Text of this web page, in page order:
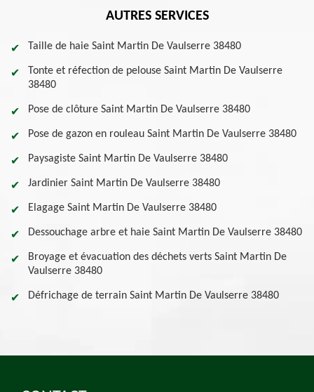
AUTRES SERVICES
Taille de haie Saint Martin De Vaulserre 38480
Tonte et réfection de pelouse Saint Martin De Vaulserre
38480
Pose de clôture Saint Martin De Vaulserre 38480
Pose de gazon en rouleau Saint Martin De Vaulserre 38480
Paysagiste Saint Martin De Vaulserre 38480
Jardinier Saint Martin De Vaulserre 38480
Elagage Saint Martin De Vaulserre 38480
Dessouchage arbre et haie Saint Martin De Vaulserre 38480
Broyage et évacuation des déchets verts Saint Martin De
Vaulserre 38480
Défrichage de terrain Saint Martin De Vaulserre 38480